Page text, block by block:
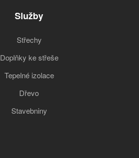
Služby
Střechy
Doplňky ke střeše
Tepelné izolace
Dřevo
Stavebniny